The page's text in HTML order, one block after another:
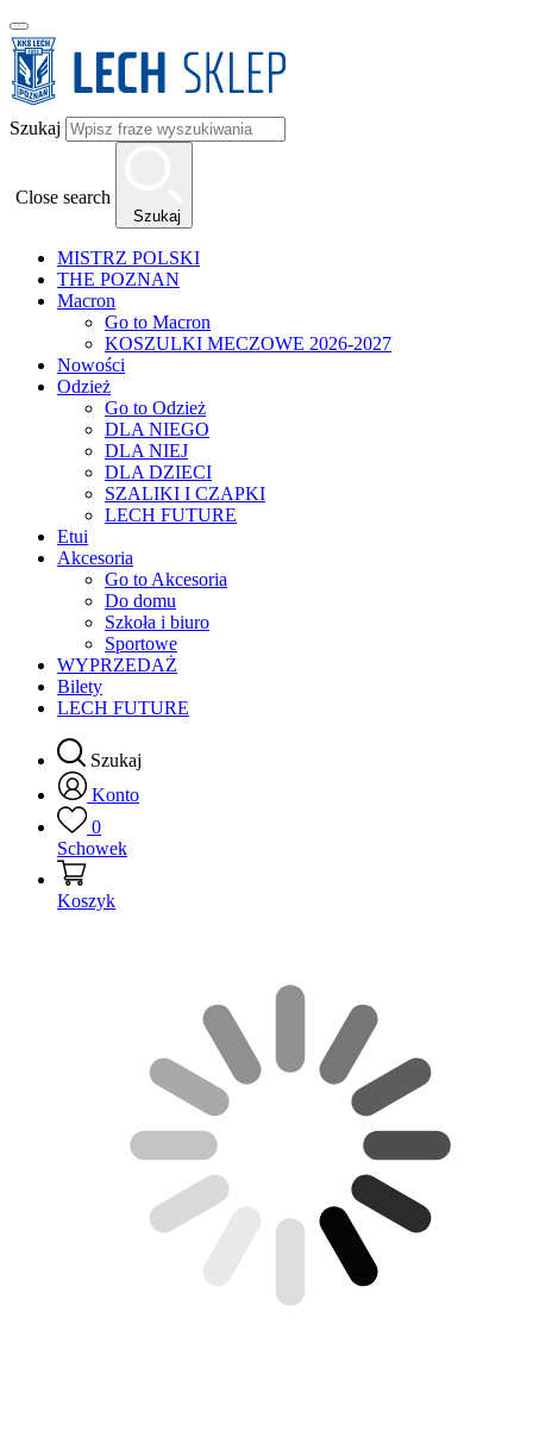
Szukaj
Close search
Szukaj
MISTRZ POLSKI
THE POZNAN
Macron
Go to Macron
KOSZULKI MECZOWE 2026-2027
Nowości
Odzież
Go to Odzież
DLA NIEGO
DLA NIEJ
DLA DZIECI
SZALIKI I CZAPKI
LECH FUTURE
Etui
Akcesoria
Go to Akcesoria
Do domu
Szkoła i biuro
Sportowe
WYPRZEDAŻ
Bilety
LECH FUTURE
Szukaj
Konto
0
Schowek
Koszyk